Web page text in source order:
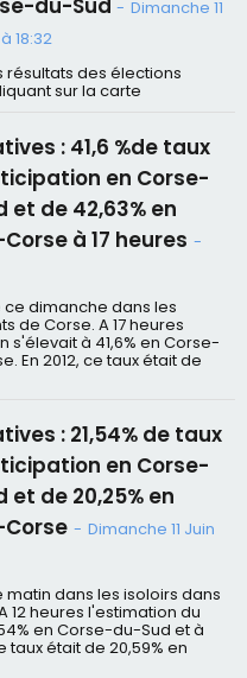
du-Sud- Dimanche 11
18:32
résultats des élections
sur la carte
: 41,6 %de taux
en Corse-
et de 42,63% en
à 17 heures -
dimanche dans les
de Corse. A 17 heures
à 41,6% en Corse-
En 2012, ce taux était de
: 21,54% de taux
en Corse-
et de 20,25% en
- Dimanche 11 Juin
dans les isoloirs dans
12 heures l'estimation du
en Corse-du-Sud et à
taux était de 20,59% en